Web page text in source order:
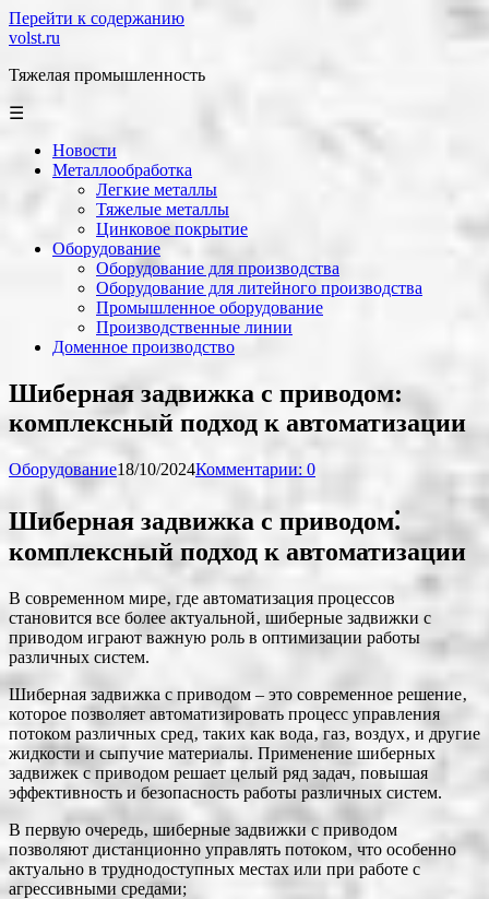
Перейти к содержанию
volst.ru
Тяжелая промышленность
☰
Новости
Металлообработка
Легкие металлы
Тяжелые металлы
Цинковое покрытие
Оборудование
Оборудование для производства
Оборудование для литейного производства
Промышленное оборудование
Производственные линии
Доменное производство
Шиберная задвижка с приводом:
комплексный подход к автоматизации
Оборудование18/10/2024Комментарии: 0
Шиберная задвижка с приводом⁚
комплексный подход к автоматизации
В современном мире‚ где автоматизация процессов
становится все более актуальной‚ шиберные задвижки с
приводом играют важную роль в оптимизации работы
различных систем.
Шиберная задвижка с приводом – это современное решение‚
которое позволяет автоматизировать процесс управления
потоком различных сред‚ таких как вода‚ газ‚ воздух‚ и другие
жидкости и сыпучие материалы. Применение шиберных
задвижек с приводом решает целый ряд задач‚ повышая
эффективность и безопасность работы различных систем.
В первую очередь‚ шиберные задвижки с приводом
позволяют дистанционно управлять потоком‚ что особенно
актуально в труднодоступных местах или при работе с
агрессивными средами;